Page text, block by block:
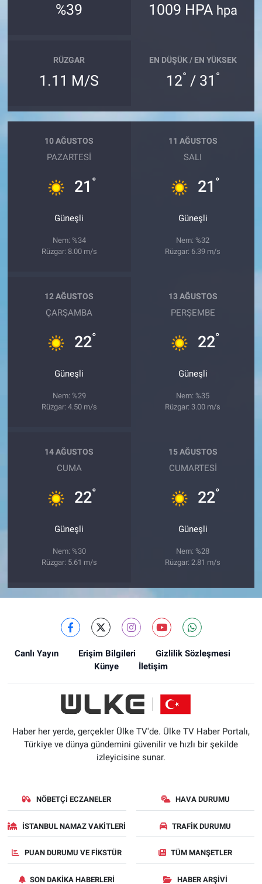
%39 1009 HPA hpa
RÜZGAR
1.11 M/S
EN DÜŞÜK / EN YÜKSEK
12° / 31 °
10 AĞUSTOS
PAZARTESI
21 °
Güneşli
Nem: %34
Rüzgar: 8.00 m/s
11 AĞUSTOS
SALI
21 °
Güneşli
Nem: %32
Rüzgar: 6.39 m/s
12 AĞUSTOS
ÇARŞAMBA
22°
Güneşli
Nem: %29
Rüzgar: 4.50 m/s
13 AĞUSTOS
PERŞEMBE
22°
Güneşli
Nem: %35
Rüzgar: 3.00 m/s
14 AĞUSTOS
CUMA
22°
Güneşli
Nem: %30
Rüzgar: 5.61 m/s
15 AĞUSTOS
CUMARTESI
22°
Güneşli
Nem: %28
Rüzgar: 2.81 m/s
Canlı Yayın Erişim Bilgileri
Gizlilik Sözleşmesi
Künye
İletişim
Haber her yerde, gerçekler Ülke TV'de. Ülke TV Haber Portalı,
Türkiye ve dünya gündemini güvenilir ve hızlı bir şekilde
izleyicisine sunar.
NÖBETÇI ECZANELER HAVA DURUMU
İSTANBUL NAMAZ VAKITLERI TRAFIK DURUMU
PUAN DURUMU VE FIKSTÜR TÜM MANŞETLER
SON DAKIKA HABERLERI HABER ARŞIVI